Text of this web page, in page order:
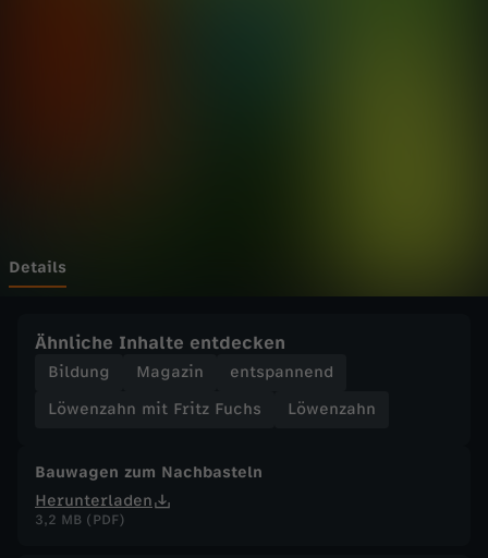
F
i
z
F
Details
Ähnliche Inhalte entdecken
Bildung Magazin
entspannend
Löwenzahn mit Fritz Fuchs
Löwenzahn
Bauwagen zum Nachbasteln
Herunterladen
3,2 MB (PDF)